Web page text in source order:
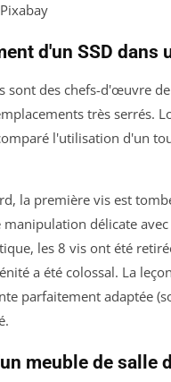
d'un SSD
sont des chefs-d'œuvre
très serrés.
l'utilisation d'un
la première vis est
délicate
les 8 vis ont été
a été colossal. La
parfaitement adaptée
meuble de salle